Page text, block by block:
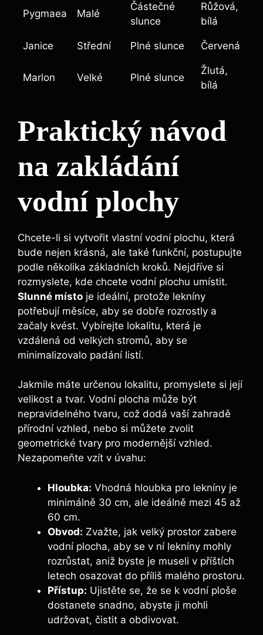
Pygmaea Malé
Částečné
slunce
Růžová,
bílá
Janice Střední Plné slunce Červená
Marlon Velké Plné slunce
Žlutá,
bílá
Praktický návod
na zakládání
vodní plochy
Chcete-li si vytvořit vlastní vodní plochu, která
bude nejen krásná, ale také funkční, postupujte
podle několika základních kroků. Nejdříve si
rozmyslete, kde chcete vodní plochu umístit.
Slunné místo je ideální, protože lekníny
potřebují měsíce, aby se dobře rozrostly a
začaly kvést. Vybírejte lokalitu, která je
vzdálená od velkých stromů, aby se
minimalizovalo padání listí.
Jakmile máte určenou lokalitu, promyslete si její
velikost a tvar. Vodní plocha může být
nepravidelného tvaru, což dodá vaší zahradě
přírodní vzhled, nebo si můžete zvolit
geometrické tvary pro modernější vzhled.
Nezapomeňte vzít v úvahu:
Hloubka: Vhodná hloubka pro lekníny je
minimálně 30 cm, ale ideálně mezi 45 až
60 cm.
Obvod: Zvažte, jak velký prostor zabere
vodní plocha, aby se v ní lekníny mohly
rozrůstat, aniž byste je museli v příštích
letech osazovat do příliš malého prostoru.
Přístup: Ujistěte se, že se k vodní ploše
dostanete snadno, abyste ji mohli
udržovat, čistit a obdivovat.